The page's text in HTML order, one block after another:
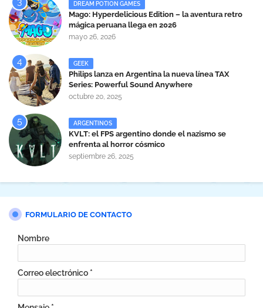
DREAM POTION GAMES
Mago: Hyperdelicious Edition – la aventura retro
mágica peruana llega en 2026
mayo 26, 2026
GEEK
Philips lanza en Argentina la nueva línea TAX
Series: Powerful Sound Anywhere
octubre 20, 2025
ARGENTINOS
KVLT: el FPS argentino donde el nazismo se
enfrenta al horror cósmico
septiembre 26, 2025
FORMULARIO DE CONTACTO
Nombre
Correo electrónico *